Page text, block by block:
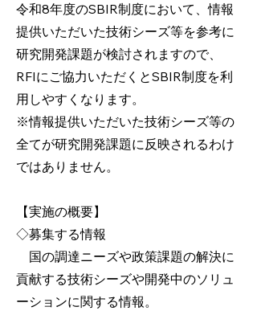
令和8年度のSBIR制度において、情報
提供いただいた技術シーズ等を参考に
研究開発課題が検討されますので、
RFIにご協力いただくとSBIR制度を利
用しやすくなります。
※情報提供いただいた技術シーズ等の
全てが研究開発課題に反映されるわけ
ではありません。
【実施の概要】
◇募集する情報
国の調達ニーズや政策課題の解決に
貢献する技術シーズや開発中のソリュ
ーションに関する情報。